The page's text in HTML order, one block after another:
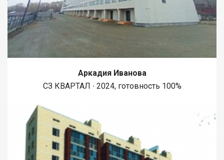
Аркадия Иванова
СЗ КВАРТАЛ ∙ 2024, готовность 100%